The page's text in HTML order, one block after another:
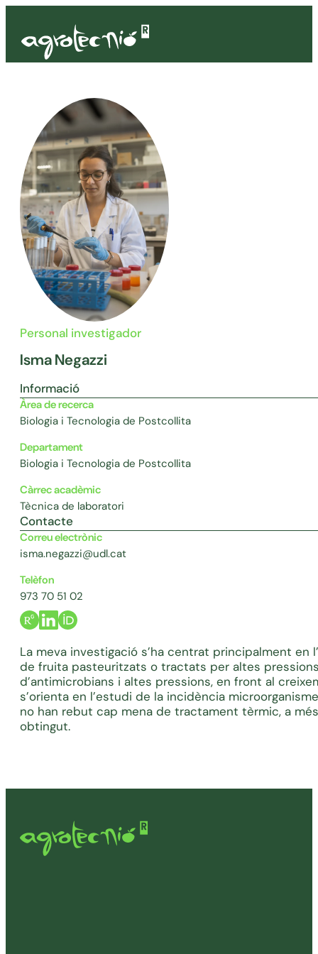
Personal investigador
Isma Negazzi
Informació
Àrea de recerca
Biologia i Tecnologia de Postcollita
Departament
Biologia i Tecnologia de Postcollita
Càrrec acadèmic
Tècnica de laboratori
Contacte
Correu electrònic
isma.negazzi@udl.cat
Telèfon
973 70 51 02
La meva investigació s’ha centrat principalment
de fruita pasteuritzats o tractats per altes
d’antimicrobians i altes pressions, en front al
s’orienta en l’estudi de la incidència
no han rebut cap mena de tractament tèrmic, a
obtingut.